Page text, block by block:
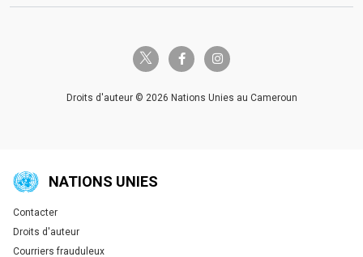
twitter-x facebook-finstagram
Droits d'auteur © 2026 Nations Unies au Cameroun
NATIONS UNIES
Global U.N. menu
Contacter
Droits d'auteur
Courriers frauduleux